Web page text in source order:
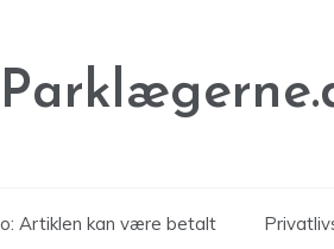
Artiklen kan være betalt